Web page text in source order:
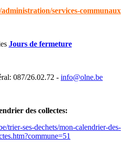
services-communaux
Jours de fermeture
087/26.02.72 - info@olne.be
des collectes:
trier-ses-dechets/mon-calendrier-des-